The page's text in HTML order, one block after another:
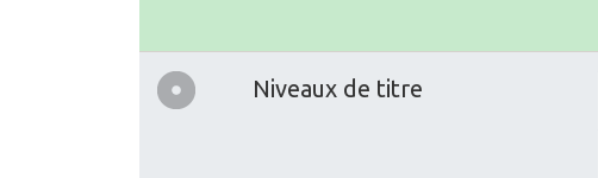
Niveaux de titre